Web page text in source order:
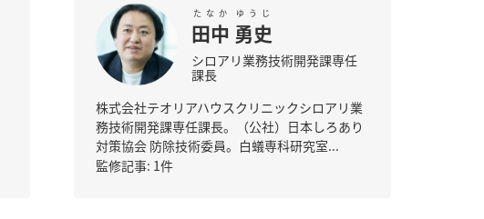
田中
たなか
勇史
ゆうじ
シロアリ業務技術開発課専任
課長
株式会社テオリアハウスクリニックシロアリ業
務技術開発課専任課長。（公社）日本しろあり
対策協会 防除技術委員。白蟻専科研究室...
監修記事: 1件